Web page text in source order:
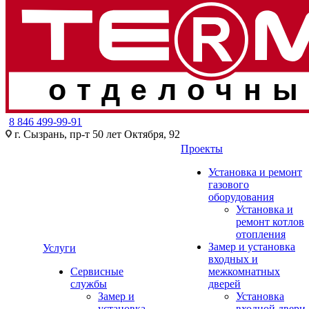
8 846 499-99-91
г. Сызрань, пр-т 50 лет Октября, 92
Услуги
Сервисные
службы
Замер и
Проекты
Установка и ремонт
газового
оборудования
Установка и
ремонт котлов
отопления
Замер и установка
входных и
межкомнатных
дверей
Установка